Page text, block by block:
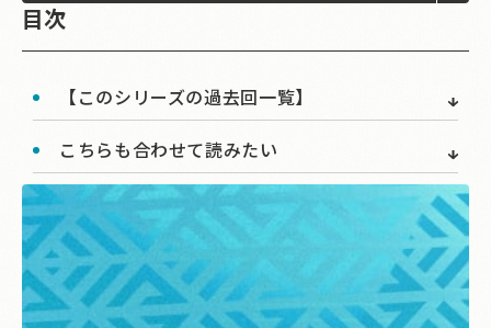
目次
【このシリーズの過去回一覧】
こちらも合わせて読みたい